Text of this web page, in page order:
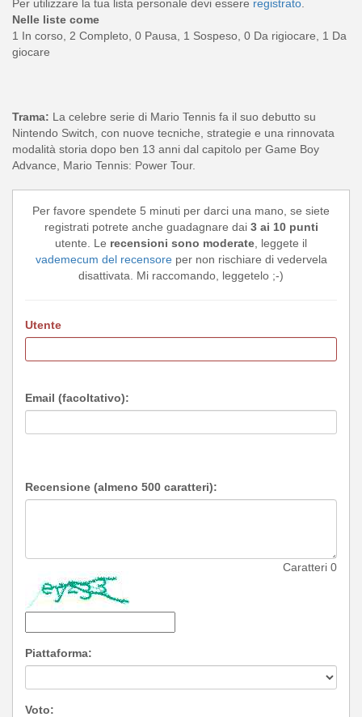
Per utilizzare la tua lista personale devi essere registrato
Nelle liste come
1 In corso, 2 Completo, 0 Pausa, 1 Sospeso, 0 Da rigiocare, 1 Da
giocare
Trama: La celebre serie di Mario Tennis fa il suo debutto su
Nintendo Switch, con nuove tecniche, strategie e una rinnovata
modalità storia dopo ben 13 anni dal capitolo per Game Boy
Advance, Mario Tennis: Power Tour.
Per favore spendete 5 minuti per darci una mano, se siete
registrati potrete anche guadagnare dai 3 ai 10 punti
utente. Le recensioni sono moderate , leggete il
vademecum del recensoreper non rischiare di vedervela
disattivata. Mi raccomando, leggetelo ;-)
Utente
Email (facoltativo):
Recensione (almeno 500 caratteri):
Caratteri 0
Piattaforma:
Voto: